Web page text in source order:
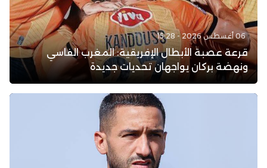
06 أغسطس 2026 - 15:28
قرعة عصبة الأبطال الإفريقية: المغرب الفاسي
ونهضة بركان يواجهان تحديات جديدة